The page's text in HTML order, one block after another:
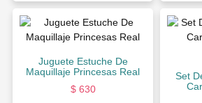
Juguete Estuche De
Maquillaje Princesas Real
$630
Set